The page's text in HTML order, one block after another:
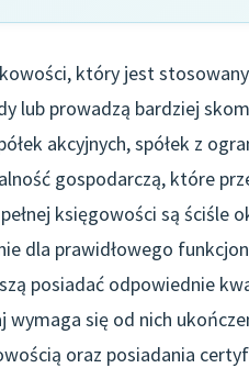
który jest
lub prowadzą bardziej
akcyjnych, spółek z
gospodarczą, które
księgowości są ściśle
dla prawidłowego
posiadać odpowiednie
się od nich
oraz posiadania